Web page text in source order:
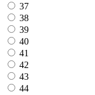
37
38
39
40
41
42
43
44